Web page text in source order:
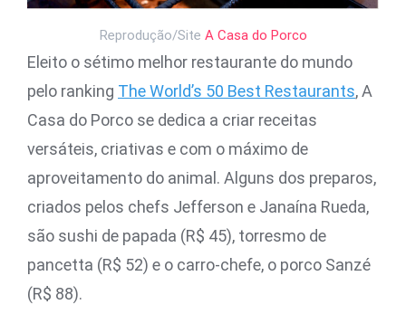
Reprodução/Site A Casa do Porco
Eleito o sétimo melhor restaurante do mundo
pelo ranking The World’s 50 Best Restaurants, A
Casa do Porco se dedica a criar receitas
versáteis, criativas e com o máximo de
aproveitamento do animal. Alguns dos preparos,
criados pelos chefs Jefferson e Janaína Rueda,
são sushi de papada (R$ 45), torresmo de
pancetta (R$ 52) e o carro-chefe, o porco Sanzé
(R$ 88).